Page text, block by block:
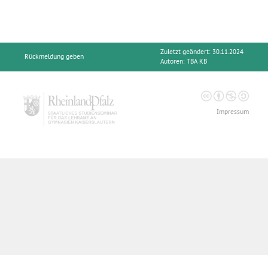
Rückmeldung geben
Zuletzt geändert: 30.11.2024
Autoren: TBA KB
Impressum